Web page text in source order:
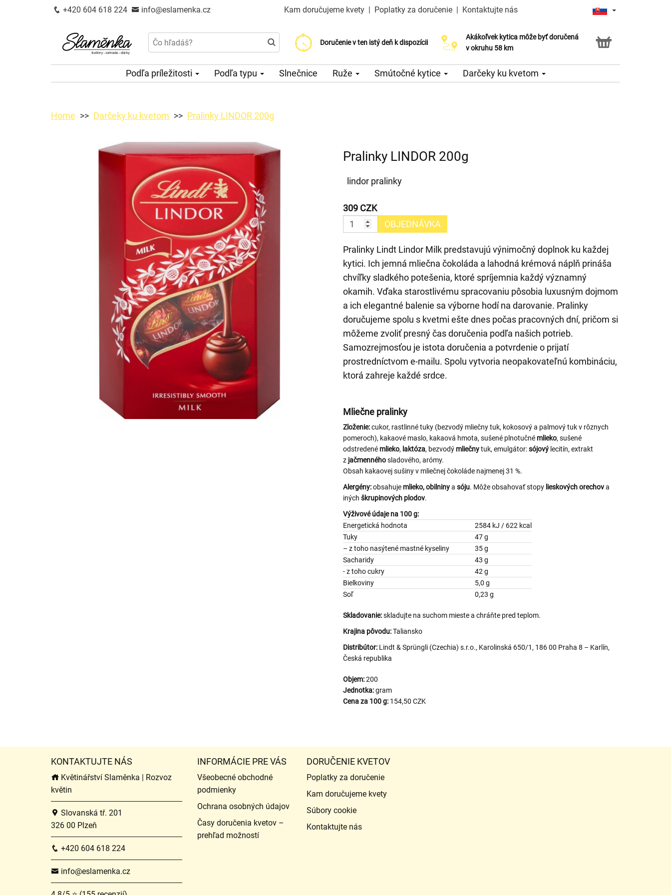
+420 604 618 224 info@eslamenka.cz Kam doručujeme kvety | Poplatky za doručenie | Kontaktujte nás
Doručenie v ten istý deň k dispozícii
Poplatok za doručenie od 200 CZK
Vyberte si dátum doručenia
Akákoľvek kytica môže byť doručená
v okruhu 58 km
Podľa príležitosti Podľa typu Slnečnice Ruže Smútočné kytice Darčeky ku kvetom
Home Darčeky ku kvetom Pralinky LINDOR 200g
Pralinky LINDOR 200g
lindor pralinky
309 CZK
OBJEDNÁVKA
Pralinky Lindt Lindor Milk predstavujú výnimočný doplnok ku každej
kytici. Ich jemná mliečna čokoláda a lahodná krémová náplň prináša
chvíľky sladkého potešenia, ktoré spríjemnia každý významný
okamih. Vďaka starostlivému spracovaniu pôsobia luxusným dojmom
a ich elegantné balenie sa výborne hodí na darovanie. Pralinky
doručujeme spolu s kvetmi ešte dnes počas pracovných dní, pričom si
môžeme zvoliť presný čas doručenia podľa našich potrieb.
Samozrejmosťou je istota doručenia a potvrdenie o prijatí
prostredníctvom e-mailu. Spolu vytvoria neopakovateľnú kombináciu,
ktorá zahreje každé srdce.
Mliečne pralinky
Zloženie:cukor, rastlinné tuky (bezvodý mliečny tuk, kokosový a palmový tuk v rôznych
pomeroch), kakaové maslo, kakaová hmota, sušené plnotučné mlieko, sušené
odstredené mlieko, laktóza, bezvodý mliečnytuk, emulgátor:sójový lecitín, extrakt
z jačmennéhosladového, arómy.
Obsah kakaovej sušiny v mliečnej čokoláde najmenej 31 %.
Alergény:obsahuje mlieko,obilninya sóju. Môže obsahovať stopy lieskových orechova
iných škrupinových plodov.
Výživové údaje na 100 g:
Energetická hodnota
2584 kJ / 622 kcal
Tuky
47 g
– z toho nasýtené mastné kyseliny 35 g
Sacharidy
43 g
- z toho cukry
42 g
Bielkoviny
5,0 g
Soľ
0,23 g
Skladovanie:skladujte na suchom mieste a chráňte pred teplom.
Krajina pôvodu:Taliansko
Distribútor: Lindt & Sprüngli (Czechia) s.r.o., Karolinská 650/1, 186 00 Praha 8 – Karlín,
Česká republika
Objem:200
Jednotka:gram
Cena za 100 g: 154,50 CZK
KONTAKTUJTE NÁS
Květinářství Slaměnka | Rozvoz
květin
Slovanská tř. 201
326 00 Plzeň
+420 604 618 224
info@eslamenka.cz
INFORMÁCIE PRE VÁS
Všeobecné obchodné
podmienky
Ochrana osobných údajov
Časy doručenia kvetov –
prehľad možností
DORUČENIE KVETOV
Poplatky za doručenie
Kam doručujeme kvety
Súbory cookie
Kontaktujte nás